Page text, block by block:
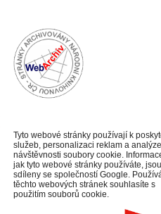
Tyto webové stránky používají k
služeb, personalizaci reklam a analýze
návštěvnosti soubory cookie.
jak tyto webové stránky používáte, jsou
sdíleny se společností Google.
těchto webových stránek souhlasíte s
použitím souborů cookie.